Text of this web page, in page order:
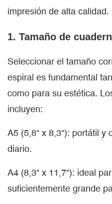
impresión de alta calidad.
1. Tamaño de
Seleccionar el tamaño
espiral es fundamental
como para su estética.
incluyen:
A5 (5,8" x 8,3"): portátil y
diario.
A4 (8,3" x 11,7"): ideal
suficientemente grande